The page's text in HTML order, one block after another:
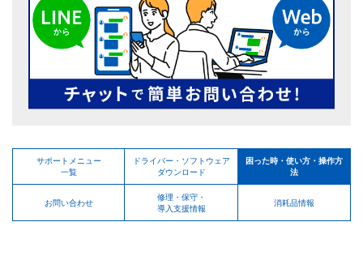
サポートメニュー
一覧
ドライバー・ソフトウェア
ダウンロード
困った時・使い方・操作方
法
お問い合わせ
修理・保守・
導入支援情報
消耗品情報